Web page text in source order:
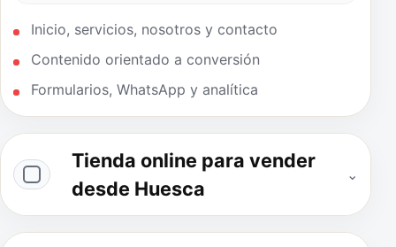
Inicio, servicios, nosotros y contacto
Contenido orientado a conversión
Formularios, WhatsApp y analítica
Tienda online para vender
desde Huesca
⌄